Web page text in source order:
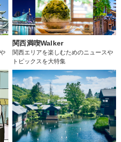
関西満喫Walker
関西エリアを楽しむためのニュースや
トピックスを大特集